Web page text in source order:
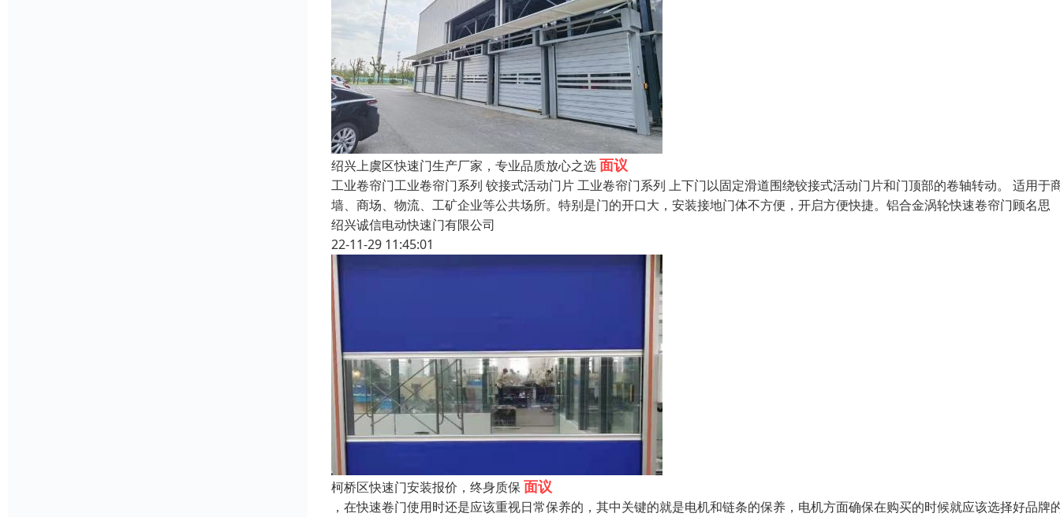
绍兴上虞区快速门生产厂家，专业品质放心之选面议
工业卷帘门工业卷帘门系列 铰接式活动门片 工业卷帘门系列 上下门以固定滑道围绕铰接式活动门片和门顶部的卷轴转动。 适用于
墙、商场、物流、工矿企业等公共场所。特别是门的开口大，安装接地门体不方便，开启方便快捷。铝合金涡轮快速卷帘门顾名思
绍兴诚信电动快速门有限公司
22-11-29 11:45:01
柯桥区快速门安装报价，终身质保 面议
，在快速卷门使用时还是应该重视日常保养的，其中关键的就是电机和链条的保养，电机方面确保在购买的时候就应该选择好品牌